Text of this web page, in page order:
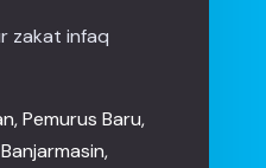
zakat infaq
Pemurus Baru,